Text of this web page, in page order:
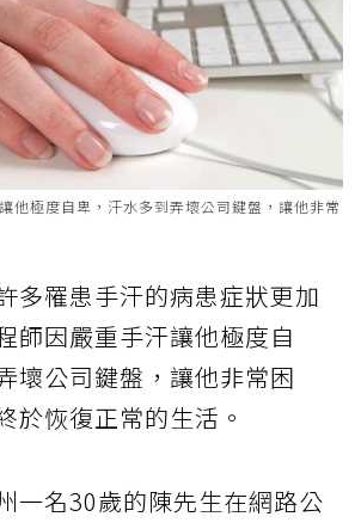
他極度自卑，汗水多到弄壞公司鍵盤，讓他非常
多罹患手汗的病患症狀更加
師因嚴重手汗讓他極度自
壞公司鍵盤，讓他非常困
於恢復正常的生活。
一名30歲的陳先生在網路公